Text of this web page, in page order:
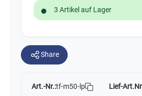
3 Artikel auf Lager
Share
Art.-Nr.:tf-m50-lp Lief-